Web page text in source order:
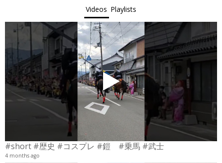
ジ
送
り
Videos Playlists
#short #歴史 #コスプレ #鎧 #乗馬 #武士
4 months ago